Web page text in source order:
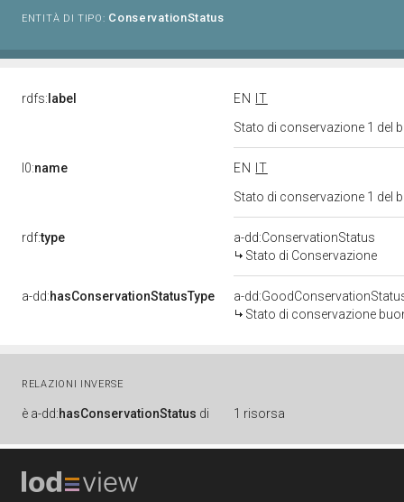
ENTITÀ DI TIPO: ConservationStatus
rdfs: label EN
IT
Stato di conservazione 1 del
l0:name EN
IT
Stato di conservazione 1 del
rdf:type
a-dd:ConservationStatus
Stato di Conservazione
a-dd:hasConservationStatusType
a-
Stato di conservazione
RELAZIONI INVERSE
è a-dd:hasConservationStatus di 1 risorsa